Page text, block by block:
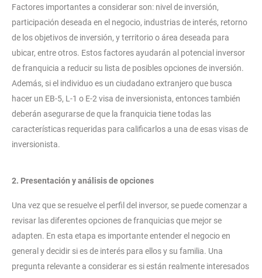
Factores importantes a considerar son: nivel de inversión,
participación deseada en el negocio, industrias de interés, retorno
de los objetivos de inversión, y territorio o área deseada para
ubicar, entre otros. Estos factores ayudarán al potencial inversor
de franquicia a reducir su lista de posibles opciones de inversión.
Además, si el individuo es un ciudadano extranjero que busca
hacer un EB-5, L-1 o E-2 visa de inversionista, entonces también
deberán asegurarse de que la franquicia tiene todas las
características requeridas para calificarlos a una de esas visas de
inversionista.
2. Presentación y análisis de opciones
Una vez que se resuelve el perfil del inversor, se puede comenzar a
revisar las diferentes opciones de franquicias que mejor se
adapten. En esta etapa es importante entender el negocio en
general y decidir si es de interés para ellos y su familia. Una
pregunta relevante a considerar es si están realmente interesados